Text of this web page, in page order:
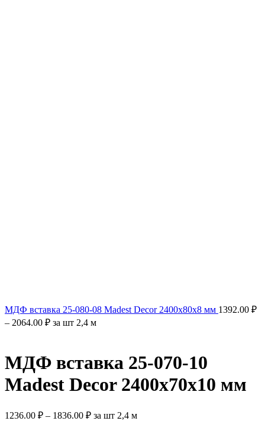
МДФ вставка 25-080-08 Madest Decor 2400х80х8 мм 1392.00 ₽
– 2064.00 ₽ за шт 2,4 м
МДФ вставка 25-070-10
Madest Decor 2400х70х10 мм
1236.00 ₽ – 1836.00 ₽ за шт 2,4 м